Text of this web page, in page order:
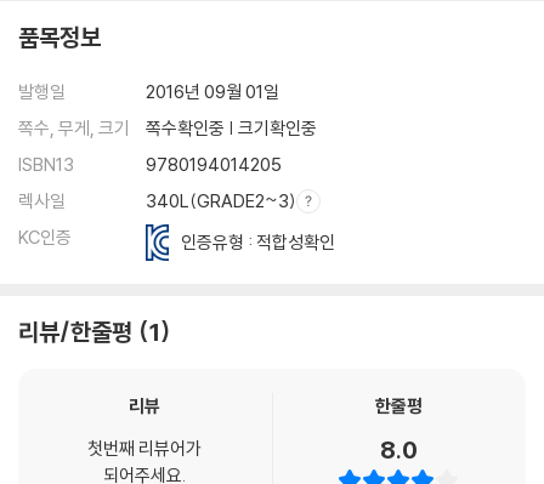
품목정보
발행일
2016년 09월 01일
쪽수, 무게, 크기
쪽수확인중 | 크기확인중
ISBN13
9780194014205
렉사일
340L(GRADE2~3)
KC인증
인증유형 : 적합성확인
리뷰/한줄평 1
리뷰
첫번째 리뷰어가
되어주세요.
한줄평
8.0